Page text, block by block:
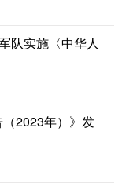
队实施〈中华人
（2023年）》发